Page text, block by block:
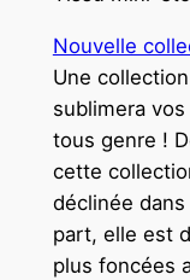
u
M
a
k
o
w
e
r
Nouvelle
Une
sublimera
tous genre !
cette
déclinée
part, elle est
plus foncées